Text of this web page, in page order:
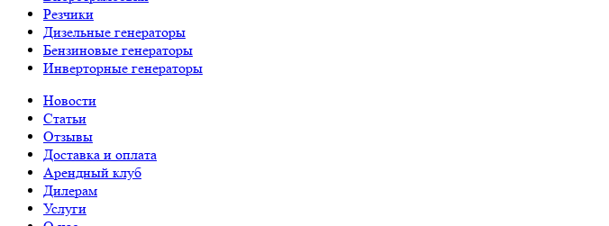
Резчики
Дизельные генераторы
Бензиновые генераторы
Инверторные генераторы
Новости
Статьи
Отзывы
Доставка и оплата
Арендный клуб
Дилерам
Услуги